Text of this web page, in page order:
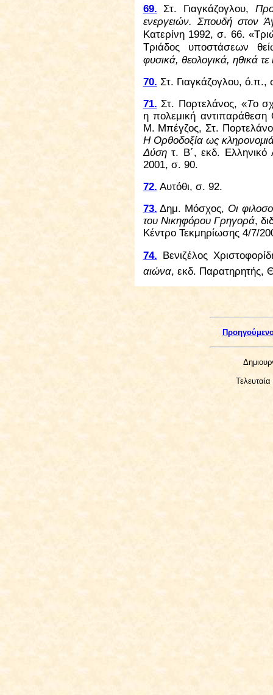
69. Στ. Γιαγκάζογλου,
ενεργειών. Σπουδή στον
Κατερίνη 1992, σ. 66.
Τριάδος υποστάσεων
φυσικά, θεολογικά, ηθικά
70. Στ. Γιαγκάζογλου, ό.π.,
71. Στ. Πορτελάνος, «Το
η πολεμική αντιπαράθεση
Μ. Μπέγζος, Στ.
Η Ορθοδοξία ως
Δύσητ. Β΄, εκδ.
2001, σ. 90.
72. Αυτόθι, σ. 92.
73. Δημ. Μόσχος, Οι
του Νικηφόρου Γρηγορά,
Κέντρο Τεκμηρίωσης 4/7/
74. Βενιζέλος
αιώνα, εκδ. Παρατηρητής,